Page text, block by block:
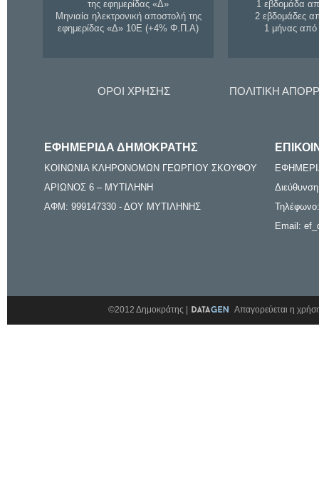
της εφημερίδας «Δ»
Μηνιαία ηλεκτρονική αποστολή της
εφημερίδας «Δ» 10Ε (+4% Φ.Π.Α)
1 εβδομάδα
2 εβδομάδες
1 μήνας
ΟΡΟΙ ΧΡΗΣΗΣ ΠΟΛΙΤΙΚΗ
ΕΦΗΜΕΡΙΔΑ ΔΗΜΟΚΡΑΤΗΣ
ΚΟΙΝΩΝΙΑ ΚΛΗΡΟΝΟΜΩΝ ΓΕΩΡΓΙΟΥ ΣΚΟΥΦΟΥ
ΑΡΙΩΝΟΣ 6 – ΜΥΤΙΛΗΝΗ
ΑΦΜ: 999147330 - ΔΟΥ ΜΥΤΙΛΗΝΗΣ
Email:
©2012 Δημοκράτης | Απαγορεύεται η